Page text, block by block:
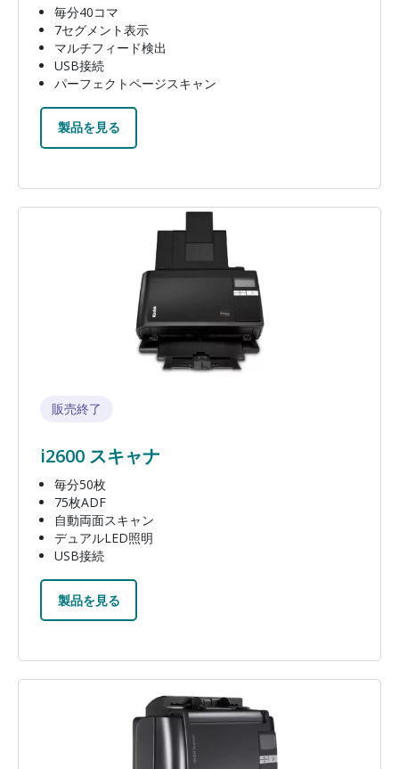
毎分40コマ
7セグメント表示
マルチフィード検出
USB接続
パーフェクトページスキャン
製品を見る
画像
販売終了
i2600 スキャナ
毎分50枚
75枚ADF
自動両面スキャン
デュアルLED照明
USB接続
製品を見る
画像